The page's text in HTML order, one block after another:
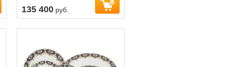
135 400руб.